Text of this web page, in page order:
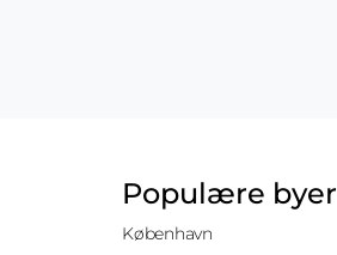
Populære byer
København